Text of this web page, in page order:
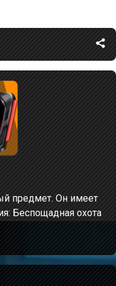
предмет. Он имеет
Беспощадная охота